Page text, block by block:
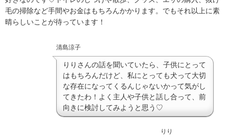
毛の掃除など手間やお金はもちろんかかります。でもそれ以上に素
晴らしいことが待っています！
清島涼子
りりさんの話を聞いていたら、子供にとって
はもちろんだけど、私にとっても犬って大切
な存在になってくるんじゃないかって気がし
てきたわ！よく主人や子供と話し合って、前
向きに検討してみようと思う♡
りり